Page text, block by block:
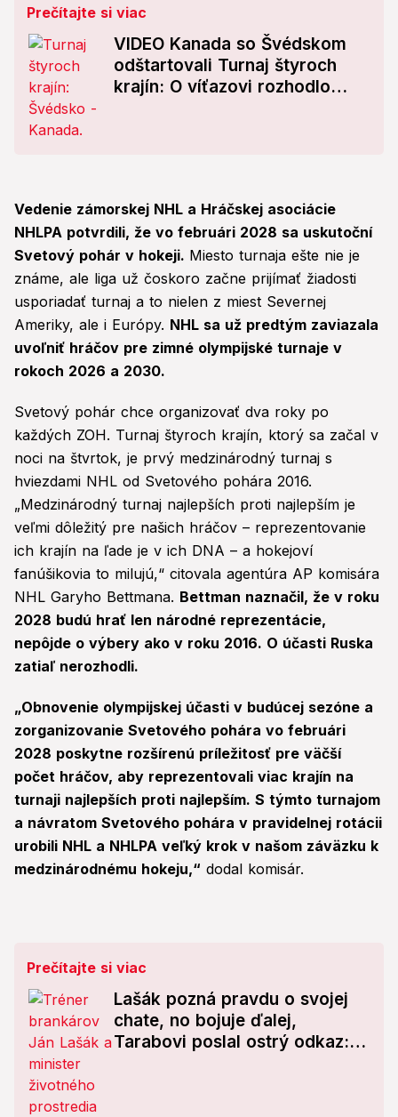
Prečítajte si viac
VIDEO Kanada so Švédskom
odštartovali Turnaj štyroch
krajín: O víťazovi rozhodlo
Vedenie zámorskej NHL a Hráčskej asociácie
NHLPA potvrdili, že vo februári 2028 sa uskutoční
Svetový pohár v hokeji. Miesto turnaja ešte nie je
známe, ale liga už čoskoro začne prijímať žiadosti
usporiadať turnaj a to nielen z miest Severnej
Ameriky, ale i Európy. NHL sa už predtým zaviazala
uvoľniť hráčov pre zimné olympijské turnaje v
rokoch 2026 a 2030.
Svetový pohár chce organizovať dva roky po
každých ZOH. Turnaj štyroch krajín, ktorý sa začal v
noci na štvrtok, je prvý medzinárodný turnaj s
hviezdami NHL od Svetového pohára 2016.
„Medzinárodný turnaj najlepších proti najlepším je
veľmi dôležitý pre našich hráčov – reprezentovanie
ich krajín na ľade je v ich DNA – a hokejoví
fanúšikovia to milujú,“ citovala agentúra AP komisára
NHL Garyho Bettmana. Bettman naznačil, že v roku
2028 budú hrať len národné reprezentácie,
nepôjde o výbery ako v roku 2016. O účasti Ruska
zatiaľ nerozhodli.
„Obnovenie olympijskej účasti v budúcej sezóne a
zorganizovanie Svetového pohára vo februári
2028 poskytne rozšírenú príležitosť pre väčší
počet hráčov, aby reprezentovali viac krajín na
turnaji najlepších proti najlepším. S týmto turnajom
a návratom Svetového pohára v pravidelnej rotácii
urobili NHL a NHLPA veľký krok v našom záväzku k
medzinárodnému hokeju,“ dodal komisár.
Prečítajte si viac
Lašák pozná pravdu o svojej
chate, no bojuje ďalej,
Tarabovi poslal ostrý odkaz: